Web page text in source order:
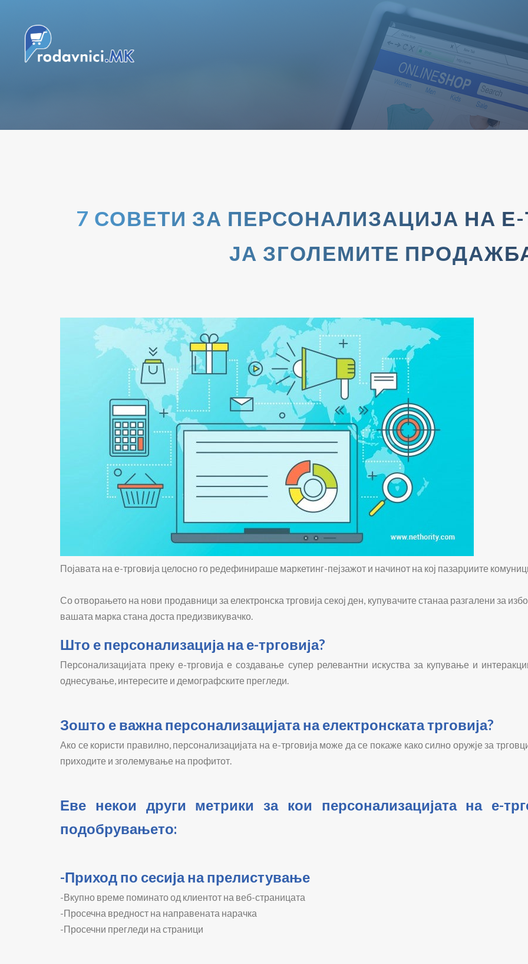
7 СОВЕТИ ЗА ПЕРСОНАЛИЗАЦИЈА НА
ЈА ЗГОЛЕМИТЕ
Појавата на е-трговија целосно го редефинираше маркетинг-пејзажот и начинот на кој пазарџиите
Со отворањето на нови продавници за електронска трговија секој ден, купувачите станаа разгалени за
вашата марка стана доста предизвикувачко.
Што е персонализација на е-трговија?
Персонализацијата преку е-трговија е создавање супер релевантни искуства за купување и
однесување, интересите и демографските прегледи.
Зошто е важна персонализацијата на електронската трговија?
Ако се користи правилно, персонализацијата на е-трговија може да се покаже како силно оружје за
приходите и зголемување на профитот.
Еве некои други метрики за кои персонализацијата на е-
подобрувањето:
-Приход по сесија на прелистување
-Вкупно време поминато од клиентот на веб-страницата
-Просечна вредност на направената нарачка
-Просечни прегледи на страници